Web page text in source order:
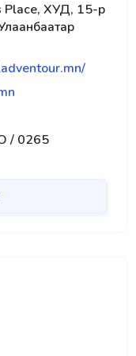
Place, ХУД, 15-р
/ 0265